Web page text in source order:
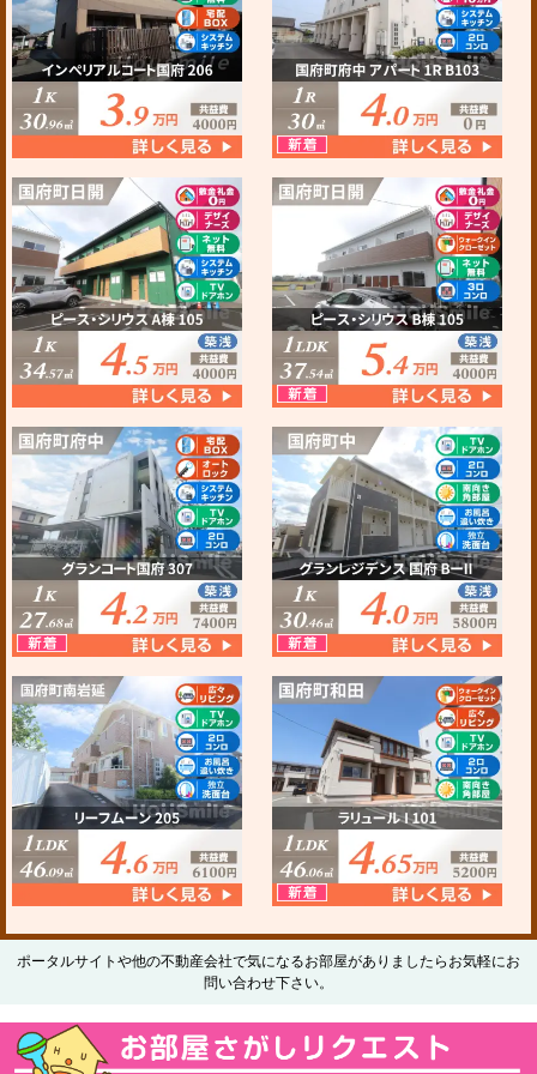
ポータルサイトや他の不動産会社で気になるお部屋がありましたらお気軽にお
問い合わせ下さい。